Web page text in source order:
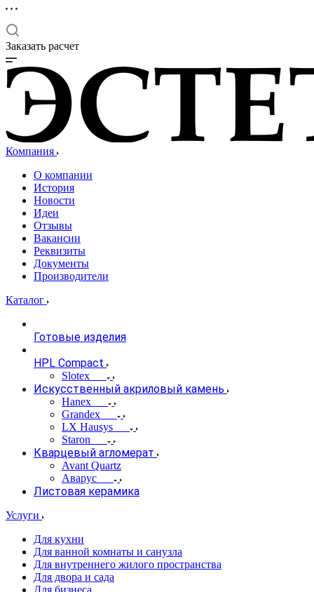
Заказать расчет
Компания
О компании
История
Новости
Идеи
Отзывы
Вакансии
Реквизиты
Документы
Производители
Каталог
Готовые изделия
HPL Compact
Slotex
Искусственный акриловый камень
Hanex
Grandex
LX Hausys
Staron
Кварцевый агломерат
Avant Quartz
Аварус
Листовая керамика
Услуги
Для кухни
Для ванной комнаты и санузла
Для внутреннего жилого пространства
Для двора и сада
Для бизнеса